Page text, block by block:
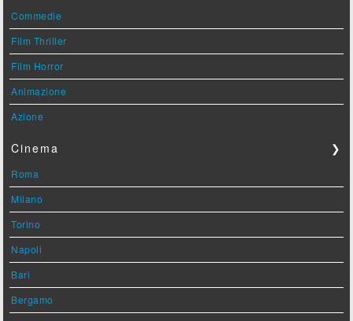
Commedie
Film Thriller
Film Horror
Animazione
Azione
Cinema ❯
Roma
Milano
Torino
Napoli
Bari
Bergamo